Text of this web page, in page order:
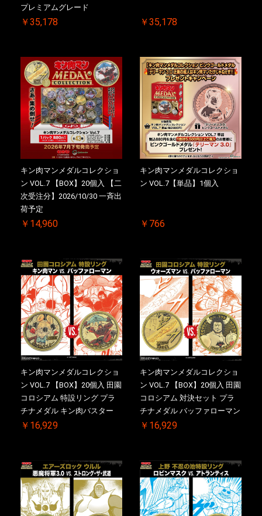
プレミアムグレード
￥35,178 ￥35,178
キン肉マンメダルコレクショ
ン VOL.7 【BOX】20個入 【二
次受注分】2026/10/30 一斉出
荷予定
￥14,960
キン肉マンメダルコレクショ
ン VOL.7【単品】1個入
￥766
キン肉マンメダルコレクショ
ン VOL.7 【BOX】20個入 田園
コロシアム 特設リング プラ
チナメダル キン肉バスター
VS. キン肉バスターやぶり ケ
【二次受注分】2026/10/30 一
斉出荷予定
￥16,929
キン肉マンメダルコレクショ
ン VOL.7 【BOX】20個入 田園
コロシアム 対決セット プラ
チナメダル バッファローマン
2.0 顎髭 Ver. VS. 光の矢 ケー
【二次受注分】2026/10/30 一
斉出荷予定
￥16,929